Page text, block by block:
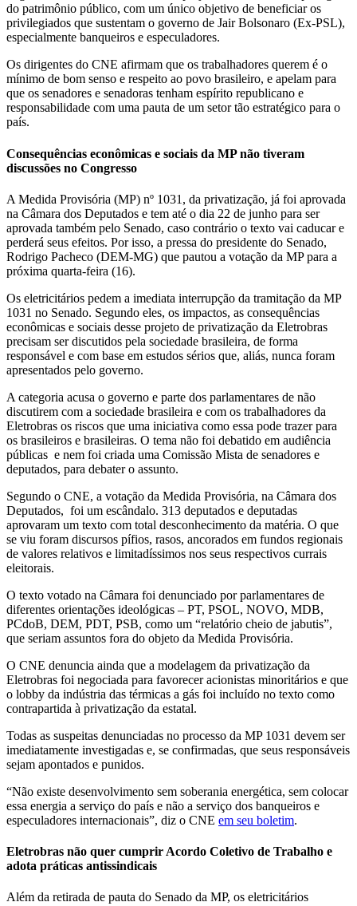
do patrimônio público, com um único objetivo de beneficiar os
privilegiados que sustentam o governo de Jair Bolsonaro (Ex-PSL),
especialmente banqueiros e especuladores.
Os dirigentes do CNE afirmam que os trabalhadores querem é o
mínimo de bom senso e respeito ao povo brasileiro, e apelam para
que os senadores e senadoras tenham espírito republicano e
responsabilidade com uma pauta de um setor tão estratégico para o
país.
Consequências econômicas e sociais da MP não tiveram
discussões no Congresso
A Medida Provisória (MP) nº 1031, da privatização, já foi aprovada
na Câmara dos Deputados e tem até o dia 22 de junho para ser
aprovada também pelo Senado, caso contrário o texto vai caducar e
perderá seus efeitos. Por isso, a pressa do presidente do Senado,
Rodrigo Pacheco (DEM-MG) que pautou a votação da MP para a
próxima quarta-feira (16).
Os eletricitários pedem a imediata interrupção da tramitação da MP
1031 no Senado. Segundo eles, os impactos, as consequências
econômicas e sociais desse projeto de privatização da Eletrobras
precisam ser discutidos pela sociedade brasileira, de forma
responsável e com base em estudos sérios que, aliás, nunca foram
apresentados pelo governo.
A categoria acusa o governo e parte dos parlamentares de não
discutirem com a sociedade brasileira e com os trabalhadores da
Eletrobras os riscos que uma iniciativa como essa pode trazer para
os brasileiros e brasileiras. O tema não foi debatido em audiência
públicas e nem foi criada uma Comissão Mista de senadores e
deputados, para debater o assunto.
Segundo o CNE, a votação da Medida Provisória, na Câmara dos
Deputados, foi um escândalo. 313 deputados e deputadas
aprovaram um texto com total desconhecimento da matéria. O que
se viu foram discursos pífios, rasos, ancorados em fundos regionais
de valores relativos e limitadíssimos nos seus respectivos currais
eleitorais.
O texto votado na Câmara foi denunciado por parlamentares de
diferentes orientações ideológicas – PT, PSOL, NOVO, MDB,
PCdoB, DEM, PDT, PSB, como um “relatório cheio de jabutis”,
que seriam assuntos fora do objeto da Medida Provisória.
O CNE denuncia ainda que a modelagem da privatização da
Eletrobras foi negociada para favorecer acionistas minoritários e que
o lobby da indústria das térmicas a gás foi incluído no texto como
contrapartida à privatização da estatal.
Todas as suspeitas denunciadas no processo da MP 1031 devem ser
imediatamente investigadas e, se confirmadas, que seus responsáveis
sejam apontados e punidos.
“Não existe desenvolvimento sem soberania energética, sem colocar
essa energia a serviço do país e não a serviço dos banqueiros e
especuladores internacionais”, diz o CNE em seu boletim.
Eletrobras não quer cumprir Acordo Coletivo de Trabalho e
adota práticas antissindicais
Além da retirada de pauta do Senado da MP, os eletricitários